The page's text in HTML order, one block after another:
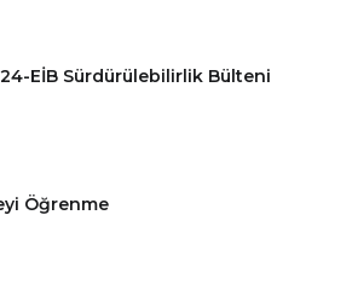
EİB Sürdürülebilirlik Bülteni
Öğrenme